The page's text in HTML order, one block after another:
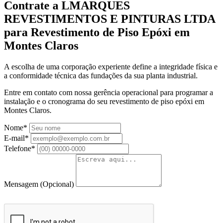
Contrate a LMARQUES
REVESTIMENTOS E PINTURAS LTDA
para Revestimento de Piso Epóxi em
Montes Claros
A escolha de uma corporação experiente define a integridade física e
a conformidade técnica das fundações da sua planta industrial.
Entre em contato com nossa gerência operacional para programar a
instalação e o cronograma do seu revestimento de piso epóxi em
Montes Claros.
Nome*
E-mail*
Telefone*
Mensagem (Opcional)